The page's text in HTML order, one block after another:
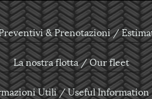
& Prenotazioni /
La nostra flotta / Our fleet
Utili / Useful Information